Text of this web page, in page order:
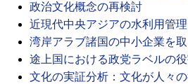
政治文化概念の再検討
近現代中央アジアの水利用管
湾岸アラブ諸国の中小企業を
途上国における政党ラベルの役
文化の実証分析：文化が人々